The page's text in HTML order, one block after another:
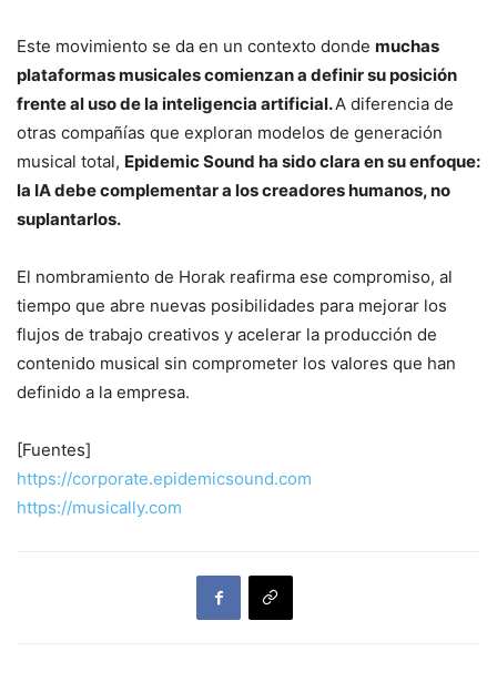
Este movimiento se da en un contexto donde muchas
plataformas musicales comienzan a definir su posición
frente al uso de la inteligencia artificial.A diferencia de
otras compañías que exploran modelos de generación
musical total, Epidemic Sound ha sido clara en su enfoque:
la IA debe complementar a los creadores humanos, no
suplantarlos.
El nombramiento de Horak reafirma ese compromiso, al
tiempo que abre nuevas posibilidades para mejorar los
flujos de trabajo creativos y acelerar la producción de
contenido musical sin comprometer los valores que han
definido a la empresa.
[Fuentes]
https://corporate.epidemicsound.com
https://musically.com